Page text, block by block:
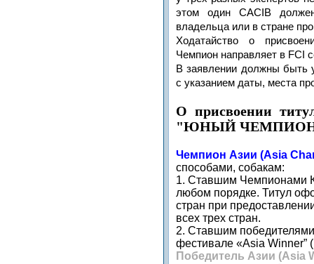
этом один CACIB
владельца или в стране
Ходатайство о
Чемпион направляет в FCI
В заявлении должны быть
с указанием даты, места
О присвоении
"ЮНЫЙ
Чемпион Азии (Asia
способами, собакам:
1. Ставшим Чемпионами
любом порядке. Титул
стран при
всех трех стран.
2. Ставшим
фестивале «Asia Winner”
Победитель Азии (Asia